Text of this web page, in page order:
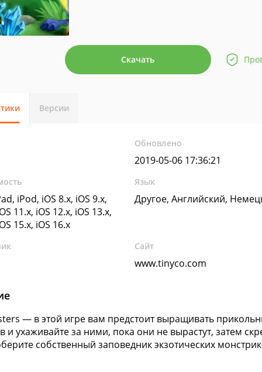
Скачать
Версии
Обновлено
2019-05-06 17:36:21
iPod, iOS 8.x, iOS 9.x,
11.x, iOS 12.x, iOS 13.x,
15.x, iOS 16.x
Язык
Другое, Английский,
Сайт
www.tinyco.com
— в этой игре вам предстоит выращивать
и ухаживайте за ними, пока они не вырастут, затем
собственный заповедник экзотических